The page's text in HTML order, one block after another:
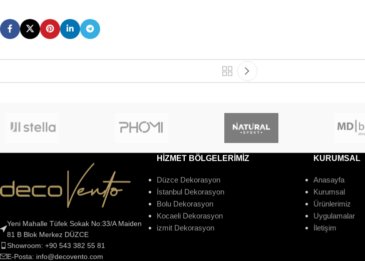
Yeni Mahalle Tüfek Sokak No:33/A Maiden
81 B Blok Merkez DÜZCE
Showroom: +90 543 382 55 81
E-Posta: info@decovento.com
HİZMET BÖLGELERİMİZ
Düzce Dekorasyon
İstanbul Dekorasyon
Bolu Dekorasyon
Kocaeli Dekorasyon
izmit Dekorasyon
KURUMSAL
Anasayfa
Kurumsal
Ürünlerimiz
Uygulamalar
İletişim